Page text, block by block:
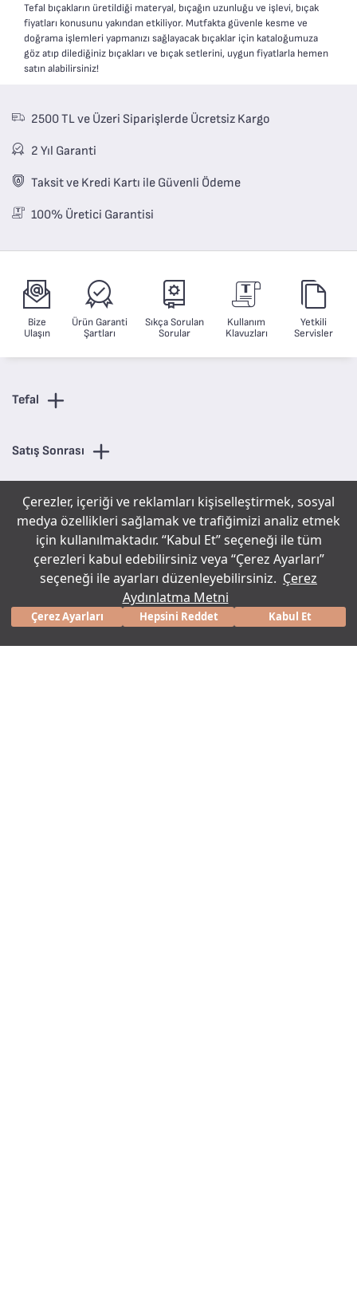
Çerezler, içeriği ve reklamları kişiselleştirmek, sosyal
medya özellikleri sağlamak ve trafiğimizi analiz etmek
için kullanılmaktadır. “Kabul Et” seçeneği ile tüm
çerezleri kabul edebilirsiniz veya “Çerez Ayarları”
seçeneği ile ayarları düzenleyebilirsiniz. Çerez
Aydınlatma Metni
Çerez Ayarları Hepsini Reddet Kabul Et
Tefal bıçakların üretildiği materyal, bıçağın uzunluğu ve işlevi, bıçak
fiyatları konusunu yakından etkiliyor. Mutfakta güvenle kesme ve
doğrama işlemleri yapmanızı sağlayacak bıçaklar için kataloğumuza
göz atıp dilediğiniz bıçakları ve bıçak setlerini, uygun fiyatlarla hemen
satın alabilirsiniz!
2500 TL ve Üzeri Siparişlerde Ücretsiz Kargo
2 Yıl Garanti
Taksit ve Kredi Kartı ile Güvenli Ödeme
100% Üretici Garantisi
Bize
Ulaşın
Ürün Garanti
Şartları
Sıkça Sorulan
Sorular
Kullanım
Klavuzları
Yetkili
Servisler
Tefal
Satış Sonrası
Kategoriler
İletişim
Popüler Kategoriler